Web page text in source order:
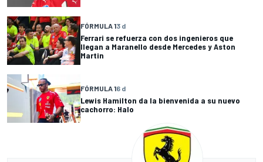
FÓRMULA 13 d
Ferrari se refuerza con dos ingenieros que
llegan a Maranello desde Mercedes y Aston
Martin
FÓRMULA 16 d
Lewis Hamilton da la bienvenida a su nuevo
cachorro: Halo